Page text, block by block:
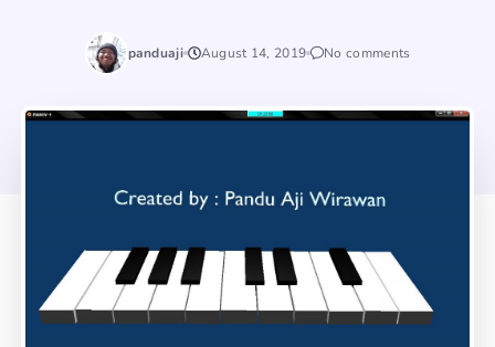
panduaji August 14, 2019 No comments